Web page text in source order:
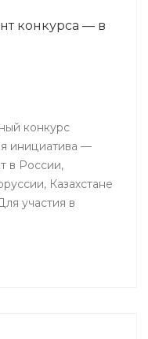
конкурса — в
конкурс
инициатива —
в России,
Казахстане
участия в
которых